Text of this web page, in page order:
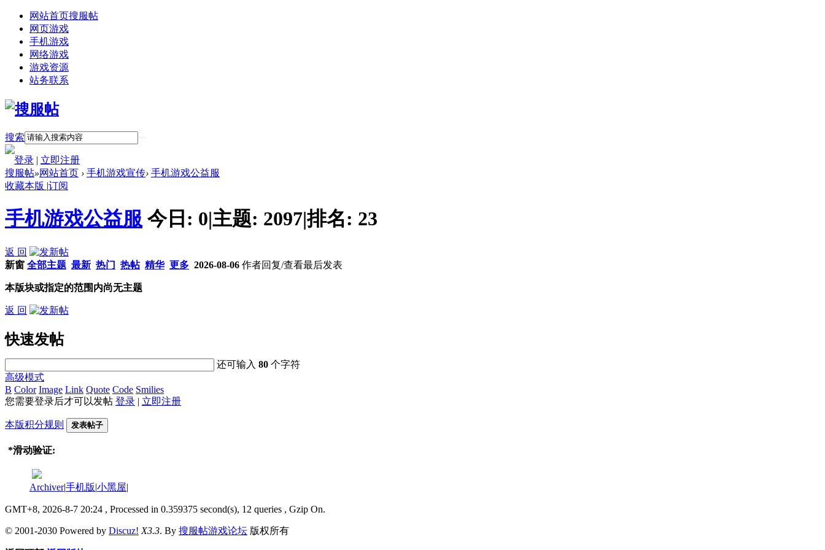
网站首页搜服帖
网页游戏
手机游戏
网络游戏
游戏资源
站务联系
搜索
登录 | 立即注册
搜服帖»网站首页 › 手机游戏宣传› 手机游戏公益服
收藏本版 |订阅
手机游戏公益服 今日: 0|主题: 2097|排名: 23
返 回
新窗 全部主题 最新 热门 热帖 精华 更多 2026-08-06 作者回复/查看最后发表
本版块或指定的范围内尚无主题
返 回
快速发帖
还可输入80 个字符
高级模式
B Color Image Link Quote Code Smilies
您需要登录后才可以发帖 登录 | 立即注册
本版积分规则 发表帖子
*滑动验证:
Archiver|手机版|小黑屋|
GMT+8, 2026-8-7 20:24 , Processed in 0.359375 second(s), 12 queries , Gzip On.
© 2001-2030 Powered by Discuz! X3.3. By 搜服帖游戏论坛 版权所有